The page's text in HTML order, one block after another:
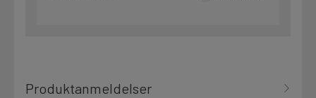
Produktanmeldelser